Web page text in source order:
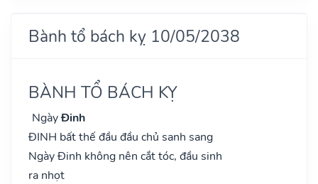
Bành tổ bách kỵ 10/05/2038
BÀNH TỔ BÁCH KỴ
NgàyĐinh
ĐINH bất thế đầu đầu chủ sanh sang
Ngày Đinh không nên cắt tóc, đầu sinh
ra nhọt